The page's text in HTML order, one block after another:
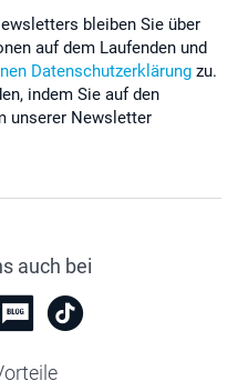
bleiben Sie über
auf dem Laufenden und
Datenschutzerklärung zu.
indem Sie auf den
unserer Newsletter
auch bei